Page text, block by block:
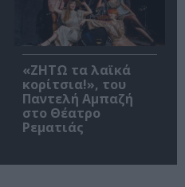
«ΖΗΤΩ τα λαϊκά
κορίτσια!», του
Παντελή Αμπαζή
στο Θέατρο
Ρεματιάς